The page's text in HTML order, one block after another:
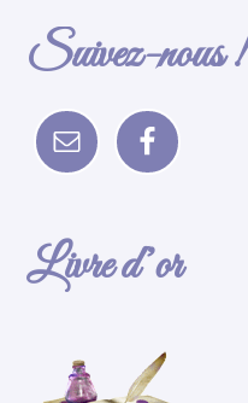
Suivez-nous !
Livre d’or